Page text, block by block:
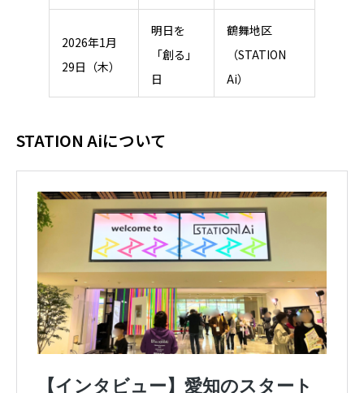
2026年1月
29日（木）
明日を
「創る」
日
鶴舞地区
（STATION
Ai）
STATION Aiについて